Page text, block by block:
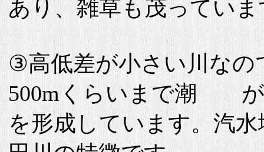
あり、雑草も茂ってい
③高低差が小さい川なの
500mくらいまで潮 が
を形成しています。汽